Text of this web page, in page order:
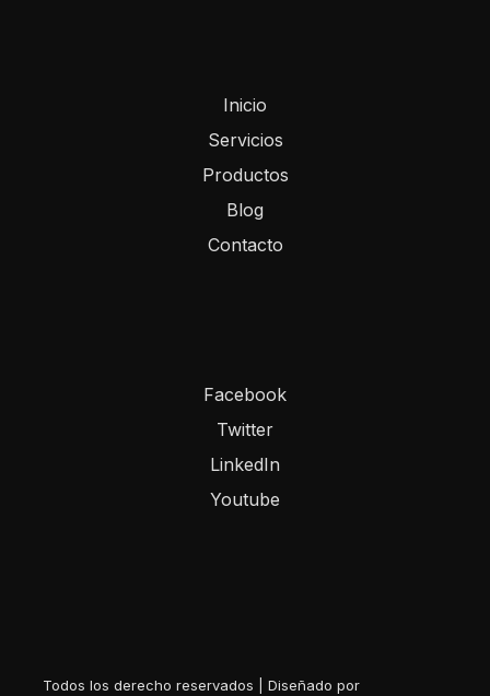
Inicio
Servicios
Productos
Blog
Contacto
Facebook
Twitter
LinkedIn
Youtube
Todos los derecho reservados | Diseñado por